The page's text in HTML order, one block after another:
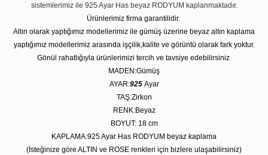
sistemlerimiz ile 925 Ayar Has beyaz RODYUM kaplanmaktadır.
Ürünlerimiz firma garantilidir.
Altın olarak yaptığımız modellerimiz ile gümüş üzerine beyaz altın kaplama
yaptığımız modellerimiz arasında işçilik,kalite ve görüntü olarak fark yoktur.
Gönül rahatlığıyla ürünlerimizi tercih ve tavsiye edebilirsiniz
MADEN:Gümüş
AYAR:925 Ayar
TAŞ:Zirkon
RENK:Beyaz
BOYUT: 18 cm
KAPLAMA:925 Ayar Has RODYUM beyaz kaplama
(İsteğinize göre ALTIN ve ROSE renkleri için bizlere ulaşabilirsiniz)